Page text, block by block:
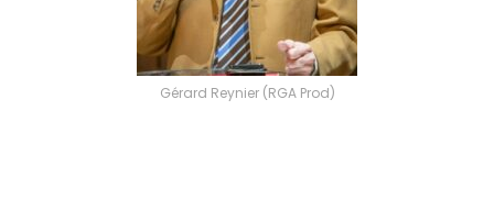
Gérard Reynier (RGA Prod)